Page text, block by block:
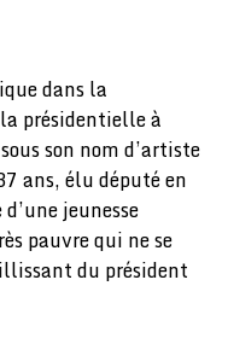
dans la
présidentielle à
son nom d’artiste
ans, élu député en
jeunesse
pauvre qui ne se
du président